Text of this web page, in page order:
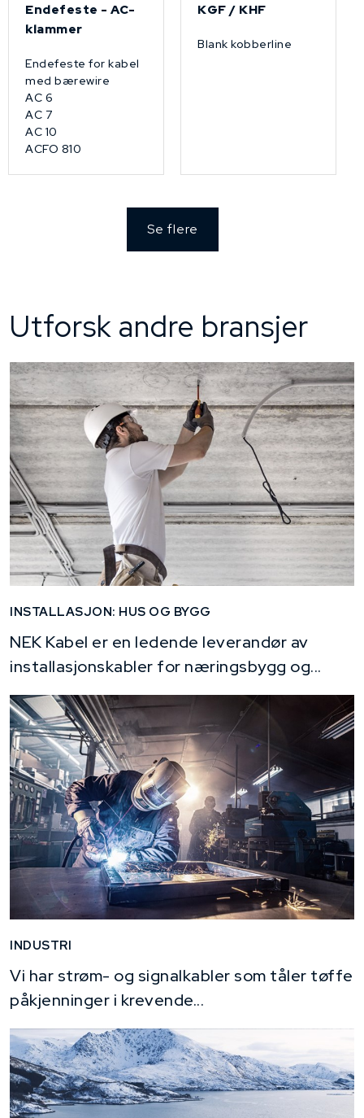
Endefeste - AC-
klammer
Endefeste for kabel
med bærewire
AC 6
AC 7
AC 10
ACFO 810
KGF / KHF
Blank kobberline
Se flere
Utforsk andre bransjer
INSTALLASJON: HUS OG BYGG
NEK Kabel er en ledende leverandør av
installasjonskabler for næringsbygg og...
INDUSTRI
Vi har strøm- og signalkabler som tåler tøffe
påkjenninger i krevende...